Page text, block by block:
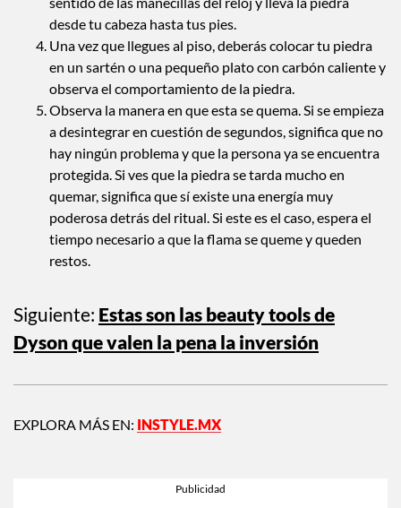
desde tu cabeza hasta tus pies.
Una vez que llegues al piso, deberás colocar tu piedra
en un sartén o una pequeño plato con carbón caliente y
observa el comportamiento de la piedra.
Observa la manera en que esta se quema. Si se empieza
a desintegrar en cuestión de segundos, significa que no
hay ningún problema y que la persona ya se encuentra
protegida. Si ves que la piedra se tarda mucho en
quemar, significa que sí existe una energía muy
poderosa detrás del ritual. Si este es el caso, espera el
tiempo necesario a que la flama se queme y queden
restos.
Siguiente: Estas son las beauty tools de
Dyson que valen la pena la inversión
EXPLORA MÁS EN: INSTYLE.MX